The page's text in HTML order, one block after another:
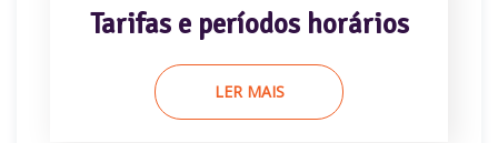
Tarifas e períodos horários
LER MAIS